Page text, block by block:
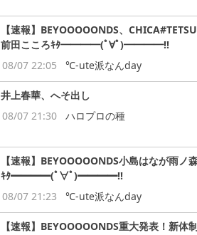
【速報】BEYOOOOONDS、
前田こころｷﾀ━━━━(ﾟ∀ﾟ)━━━━!!
08/07 22:05
℃-ute派なんday
井上春華、へそ出し
08/07 21:30
ハロプロの種
【速報】BEYOOOOONDS小島はなが雨
ｷﾀ━━━━(ﾟ∀ﾟ)━━━━!!
08/07 21:23
℃-ute派なんday
【速報】BEYOOOOONDS重大発表！新体